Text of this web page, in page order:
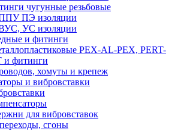
чугунные резьбовые
ПЭ изоляции
УС изоляции
и фитинги
PEX-AL-PEX, PERT-
и фитинги
хомуты и крепеж
и вибровставки
для вибровставок
сгоны